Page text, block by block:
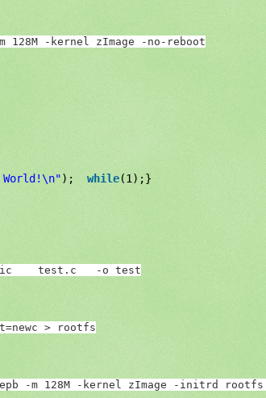
128M -kernel zImage -no-reboot
); while(1);}
test.c   -o test
> rootfs
-m 128M -kernel zImage -initrd